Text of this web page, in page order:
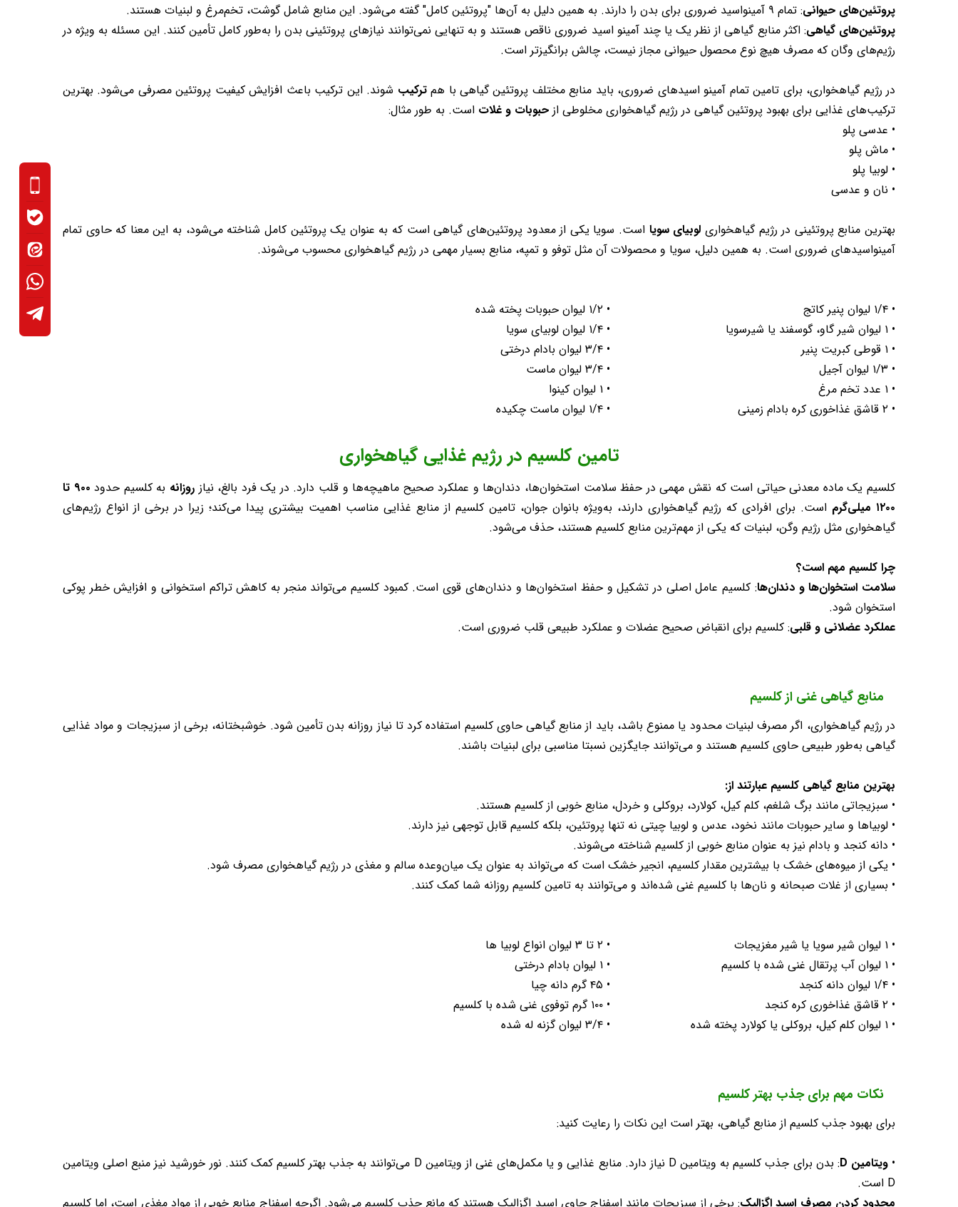
پروتئین‌های حیوانی: تمام ۹ آمینواسید ضروری برای بدن را دارند. به همین دلیل به آن‌ها "پروتئین کامل" گفته می‌شود. این منابع شامل گوشت، تخم‌مرغ و لبنیات هستند.
پروتئین‌های گیاهی: اکثر منابع گیاهی از نظر یک یا چند آمینو اسید ضروری ناقص هستند و به تنهایی نمی‌توانند نیازهای پروتئینی بدن را به‌طور کامل تأمین کنند. این مسئله به ویژه در
رژیم‌های وگان که مصرف هیچ نوع محصول حیوانی مجاز نیست، چالش‌ برانگیزتر است.
در رژیم گیاهخواری، برای تامین تمام آمینو اسیدهای ضروری، باید منابع مختلف پروتئین گیاهی با همترکیب شوند. این ترکیب باعث افزایش کیفیت پروتئین مصرفی می‌شود. بهترین
ترکیب‌های غذایی برای بهبود پروتئین گیاهی در رژیم گیاهخواری مخلوطی از حبوبات و غلات است. به طور مثال:
• عدسی پلو
• ماش پلو
• لوبیا پلو
• نان و عدسی
بهترین منابع پروتئینی در رژیم گیاهخواری لوبیای سویا است. سویا یکی از معدود پروتئین‌های گیاهی است که به عنوان یک پروتئین کامل شناخته می‌شود، به این معنا که حاوی تمام
آمینواسیدهای ضروری است. به همین دلیل، سویا و محصولات آن مثل توفو و تمپه، منابع بسیار مهمی در رژیم گیاهخواری محسوب می‌شوند.
• ۱/۴ لیوان پنیر کاتج
• ۱ لیوان شیر گاو، گوسفند یا شیرسویا
• ۱ قوطی کبریت پنیر
• ۱/۳ لیوان آجیل
• ۱ عدد تخم مرغ
• ۲ قاشق غذاخوری کره بادام زمینی
• ۱/۲ لیوان حبوبات پخته شده
• ۱/۴ لیوان لوبیای سویا
• ۳/۴ لیوان بادام درختی
• ۳/۴ لیوان ماست
• ۱ لیوان کینوا
• ۱/۴ لیوان ماست چکیده
تامین کلسیم در رژیم غذایی گیاهخواری
کلسیم یک ماده معدنی حیاتی است که نقش مهمی در حفظ سلامت استخوان‌ها، دندان‌ها و عملکرد صحیح ماهیچه‌ها و قلب دارد. در یک فرد بالغ، نیازروزانه به کلسیم حدود
۹۰۰ تا
۱۲۰۰ میلی‌گرم
است. برای افرادی که رژیم گیاهخواری دارند، به‌ویژه بانوان جوان، تامین کلسیم از منابع غذایی مناسب اهمیت بیشتری پیدا می‌کند؛ زیرا در برخی از انواع رژیم‌های
گیاهخواری مثل رژیم وگن، لبنیات که یکی از مهم‌ترین منابع کلسیم هستند، حذف می‌شود.
چرا کلسیم مهم است؟
سلامت استخوان‌ها و دندان‌ها: کلسیم عامل اصلی در تشکیل و حفظ استخوان‌ها و دندان‌های قوی است. کمبود کلسیم می‌تواند منجر به کاهش تراکم استخوانی و افزایش خطر پوکی
استخوان شود.
عملکرد عضلانی و قلبی: کلسیم برای انقباض صحیح عضلات و عملکرد طبیعی قلب ضروری است.
منابع گیاهی غنی از کلسیم
در رژیم گیاهخواری، اگر مصرف لبنیات محدود یا ممنوع باشد، باید از منابع گیاهی حاوی کلسیم استفاده کرد تا نیاز روزانه بدن تأمین شود. خوشبختانه، برخی از سبزیجات و مواد غذایی
گیاهی به‌طور طبیعی حاوی کلسیم هستند و می‌توانند جایگزین نسبتا مناسبی برای لبنیات باشند.
بهترین منابع گیاهی کلسیم عبارتند از:
• سبزیجاتی مانند برگ شلغم، کلم کیل، کولارد، بروکلی و خردل، منابع خوبی از کلسیم هستند.
• لوبیاها و سایر حبوبات مانند نخود، عدس و لوبیا چیتی نه تنها پروتئین، بلکه کلسیم قابل توجهی نیز دارند.
• دانه کنجد و بادام نیز به عنوان منابع خوبی از کلسیم شناخته می‌شوند.
• یکی از میوه‌های خشک با بیشترین مقدار کلسیم، انجیر خشک است که می‌تواند به عنوان یک میان‌وعده سالم و مغذی در رژیم گیاهخواری مصرف شود.
• بسیاری از غلات صبحانه و نان‌ها با کلسیم غنی شده‌اند و می‌توانند به تامین کلسیم روزانه شما کمک کنند.
• ۱ لیوان شیر سویا یا شیر مغزیجات
• ۱ لیوان آب پرتقال غنی شده با کلسیم
• ۱/۴ لیوان دانه کنجد
• ۲ قاشق غذاخوری کره کنجد
• ۱ لیوان کلم کیل، بروکلی یا کولارد پخته شده
• ۲ تا ۳ لیوان انواع لوبیا ها
• ۱ لیوان بادام درختی
• ۴۵ گرم دانه چیا
• ۱۰۰ گرم توفوی غنی شده با کلسیم
• ۳/۴ لیوان گزنه له شده
نکات مهم برای جذب بهتر کلسیم
برای بهبود جذب کلسیم از منابع گیاهی، بهتر است این نکات را رعایت کنید:
•ویتامین D
: بدن برای جذب کلسیم به ویتامین D نیاز دارد. منابع غذایی و یا مکمل‌های غنی از ویتامین D می‌توانند به جذب بهتر کلسیم کمک کنند. نور خورشید نیز منبع اصلی ویتامین
D است.
محدود کردن مصرف اسید اگزالیک: برخی از سبزیجات مانند اسفناج حاوی اسید اگزالیک هستند که مانع جذب کلسیم می‌شود. اگرچه اسفناج منابع خوبی از مواد مغذی است، اما کلسیم